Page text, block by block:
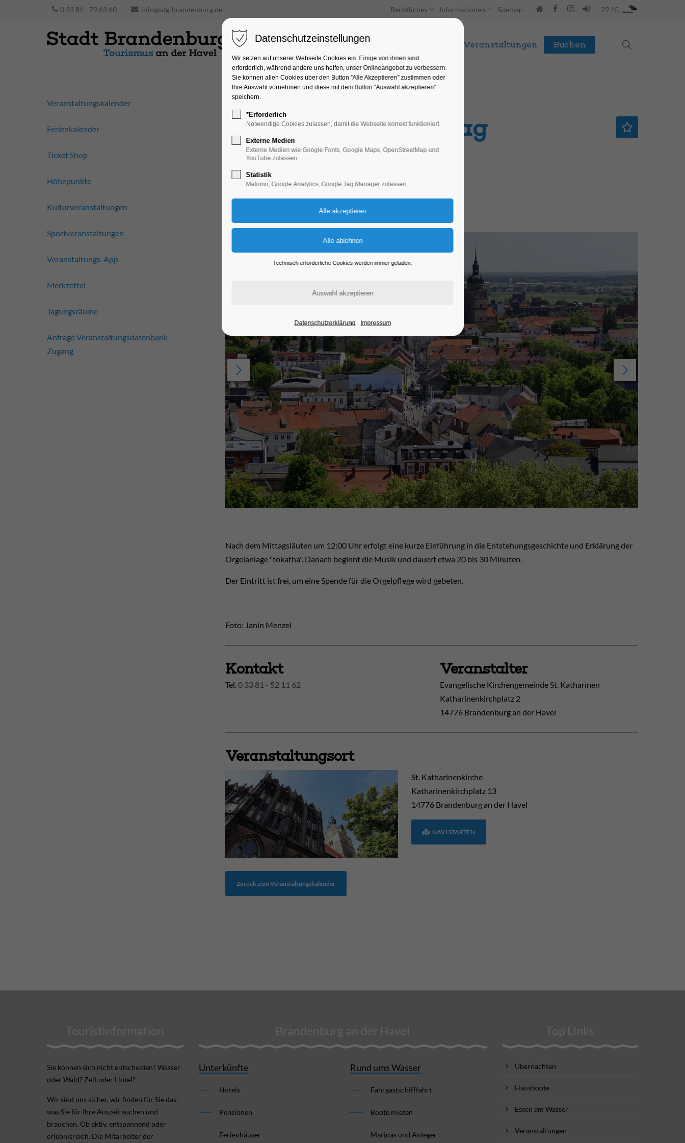
0 33 81 - 79 63 60 info@stg-brandenburg.de Rechtliches Informationen Sitemap 22 °C
Unterkünfte Entdecken & Erleben Veranstaltungen Buchen
Orgelmusik am Mittag
Konzert, Musik
31.08.2025, 12:00–12:30
Nach dem Mittagsläuten um 12:00 Uhr erfolgt eine kurze Einführung in die Entstehungsgeschichte und Erklärung der
Orgelanlage "tokatha". Danach beginnt die Musik und dauert etwa 20 bis 30 Minuten.
Der Eintritt ist frei, um eine Spende für die Orgelpflege wird gebeten.
Foto: Janin Menzel
Kontakt
Tel. 0 33 81 - 52 11 62
Veranstalter
Evangelische Kirchengemeinde St. Katharinen
Katharinenkirchplatz 2
14776 Brandenburg an der Havel
Veranstaltungsort
St. Katharinenkirche
Katharinenkirchplatz 13
14776 Brandenburg an der Havel
NAVI STARTEN
Zurück zum Veranstaltungskalender
Veranstaltungskalender
Ferienkalender
Ticket Shop
Höhepunkte
Kulturveranstaltungen
Sportveranstaltungen
Veranstaltungs-App
Merkzettel
Tagungsräume
Anfrage Veranstaltungsdatenbank
Zugang
Touristinformation
Sie können sich nicht ent­scheiden? Wasser
oder Wald? Zelt oder Hotel?
Wir sind uns sicher, wir finden für Sie das,
was Sie für Ihre Aus­zeit suchen und
brauchen. Ob aktiv, ent­spannend oder
erlebnis­reich. Die Mitarbeiter der
Brandenburg an der Havel
Unterkünfte
Hotels
Pensionen
Ferienhäuser
Rund ums Wasser
Fahrgastschifffahrt
Boote mieten
Marinas und Anleger
Top Links
Übernachten
Hausboote
Essen am Wasser
Veranstaltungen
Datenschutzeinstellungen
Wir setzen auf unserer Webseite Cookies ein. Einige von ihnen sind
erforderlich, während andere uns helfen, unser Onlineangebot zu verbessern.
Sie können allen Cookies über den Button "Alle Akzeptieren" zustimmen oder
Ihre Auswahl vornehmen und diese mit dem Button "Auswahl akzeptieren"
speichern.
*Erforderlich
Notwendige Cookies zulassen, damit die Webseite korrekt funktioniert.
Externe Medien
Externe Medien wie Google Fonts, Google Maps, OpenStreetMap und
YouTube zulassen.
Statistik
Matomo, Google Analytics, Google Tag Manager zulassen.
Technisch erforderliche Cookies werden immer geladen.
Datenschutzerklärung Impressum